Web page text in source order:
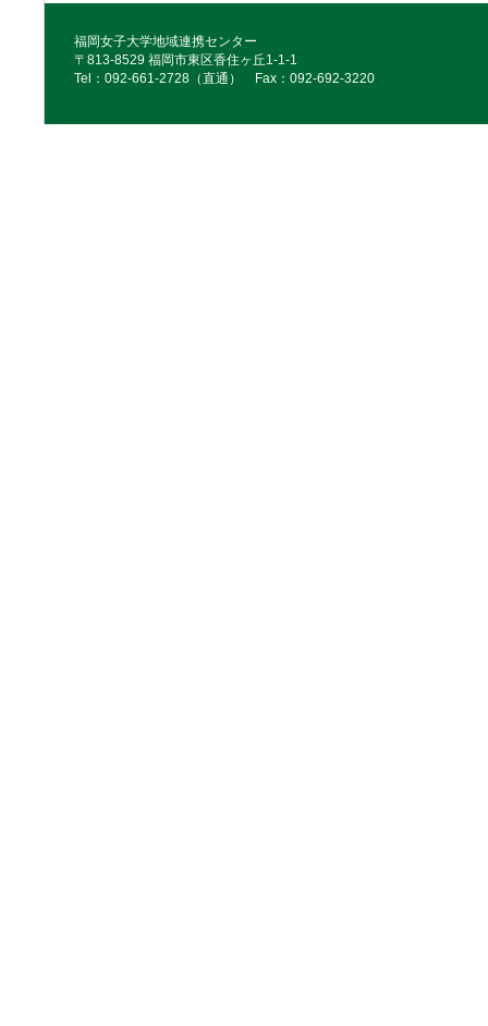
福岡女子大学地域連携センター
〒813-8529 福岡市東区香住ヶ丘1-1-1
Tel：092‐661‐2728（直通） Fax：092‐692‐3220